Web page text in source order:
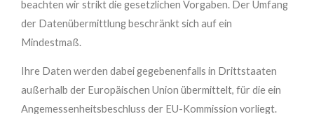
beachten wir strikt die gesetzlichen Vorgaben. Der Umfang
der Datenübermittlung beschränkt sich auf ein
Mindestmaß.
Ihre Daten werden dabei gegebenenfalls in Drittstaaten
außerhalb der Europäischen Union übermittelt, für die ein
Angemessenheitsbeschluss der EU-Kommission vorliegt.